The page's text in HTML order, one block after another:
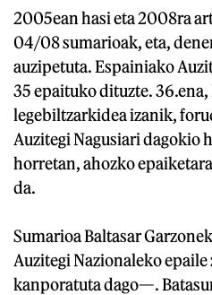
2005ean hasi eta 2008ra
04/08 sumarioak, eta,
auzipetuta. Espainiako
35 epaituko dituzte.
legebiltzarkidea izanik,
Auzitegi Nagusiari dagokio
horretan, ahozko
da.
Sumarioa Baltasar
Auzitegi Nazionaleko
kanporatuta dago—.